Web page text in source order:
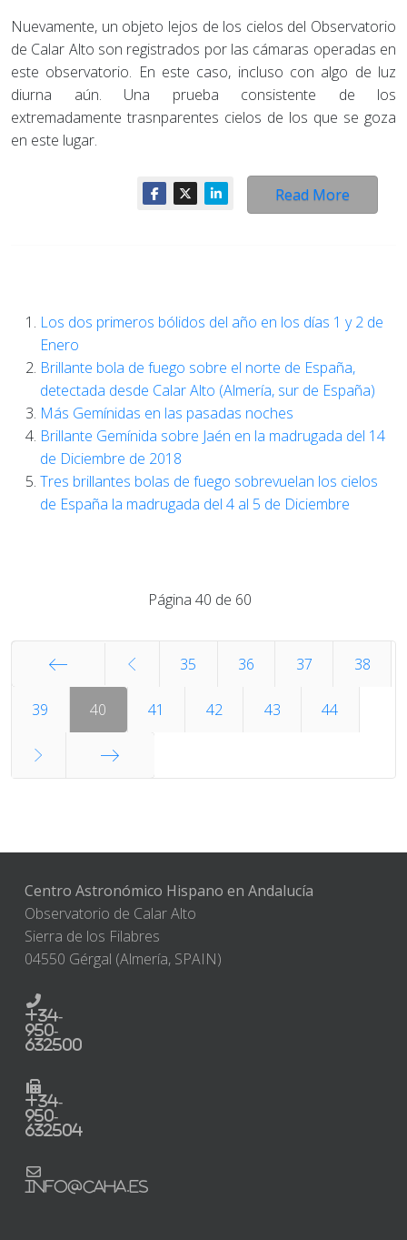
Nuevamente, un objeto lejos de los cielos del Observatorio
de Calar Alto son registrados por las cámaras operadas en
este observatorio. En este caso, incluso con algo de luz
diurna aún. Una prueba consistente de los
extremadamente trasnparentes cielos de los que se goza
en este lugar.
Read More
Los dos primeros bólidos del año en los días 1 y 2 de
Enero
Brillante bola de fuego sobre el norte de España,
detectada desde Calar Alto (Almería, sur de España)
Más Gemínidas en las pasadas noches
Brillante Gemínida sobre Jaén en la madrugada del 14
de Diciembre de 2018
Tres brillantes bolas de fuego sobrevuelan los cielos
de España la madrugada del 4 al 5 de Diciembre
Página 40 de 60
Inicio
35 36 37 38
39 40 41 42 43 44
Centro Astronómico Hispano en Andalucía
Observatorio de Calar Alto
Sierra de los Filabres
04550 Gérgal (Almería, SPAIN)
+34-
950-
632500
+34-
950-
632504
info@caha.es